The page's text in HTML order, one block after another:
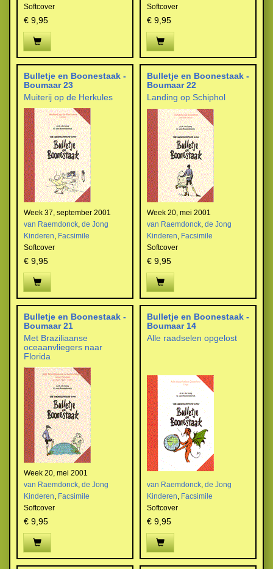
Softcover
€ 9,95
Softcover
€ 9,95
Bulletje en Boonestaak -
Boumaar 23
Muiterij op de Herkules
Week 37, september 2001
van Raemdonck, de Jong
Kinderen, Facsimile
Softcover
€ 9,95
Bulletje en Boonestaak -
Boumaar 22
Landing op Schiphol
Week 20, mei 2001
van Raemdonck, de Jong
Kinderen, Facsimile
Softcover
€ 9,95
Bulletje en Boonestaak -
Boumaar 21
Met Braziliaanse
oceaanvliegers naar
Florida
Week 20, mei 2001
van Raemdonck, de Jong
Kinderen, Facsimile
Softcover
€ 9,95
Bulletje en Boonestaak -
Boumaar 14
Alle raadselen opgelost
van Raemdonck, de Jong
Kinderen, Facsimile
Softcover
€ 9,95